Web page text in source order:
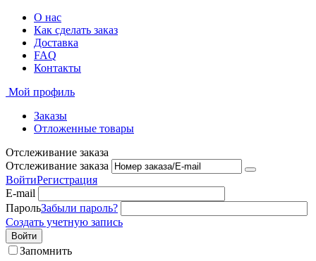
О нас
Как сделать заказ
Доставка
FAQ
Контакты
Мой профиль
Заказы
Отложенные товары
Отслеживание заказа
Отслеживание заказа
ВойтиРегистрация
E-mail
ПарольЗабыли пароль?
Создать учетную запись
Войти
Запомнить